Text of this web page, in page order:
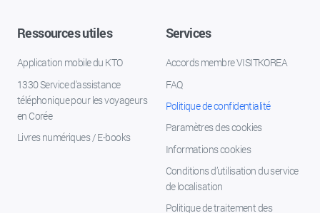
Ressources utiles
Application mobile du KTO
1330 Service d'assistance
téléphonique pour les voyageurs
en Corée
Livres numériques / E-books
Services
Accords membre VISITKOREA
FAQ
Politique de confidentialité
Paramètres des cookies
Informations cookies
Conditions d’utilisation du service
de localisation
Politique de traitement des